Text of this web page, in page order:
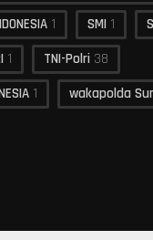
1 SMI 1
1 TNI-Polri 38
1 wakapolda